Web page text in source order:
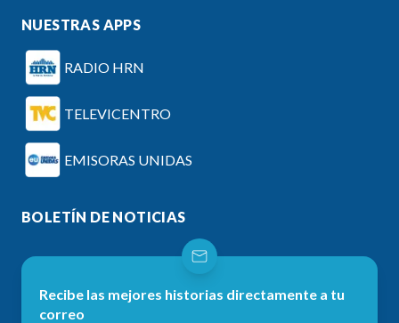
NUESTRAS APPS
RADIO HRN
TELEVICENTRO
EMISORAS UNIDAS
BOLETÍN DE NOTICIAS
Recibe las mejores historias directamente a tu
correo